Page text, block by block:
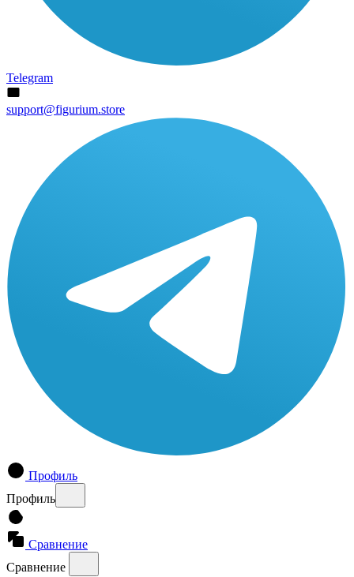
Telegram
support@figurium.store
Профиль
Профиль
Сравнение
Сравнение